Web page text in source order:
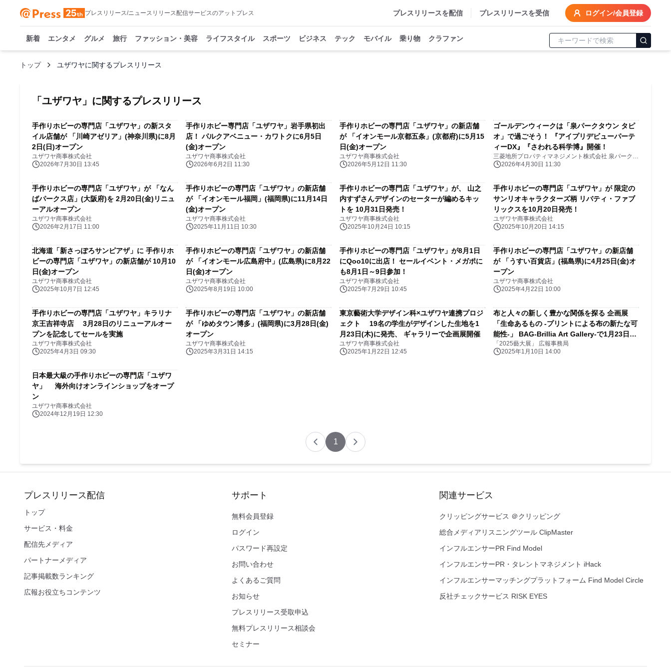
プレスリリース/ニュースリリース配信サービスのアットプレス プレスリリースを配信 プレスリリースを受信 ログイン/会員登録
新着 エンタメ グルメ 旅行 ファッション・美容 ライフスタイル スポーツ ビジネス テック モバイル 乗り物 クラファン
トップ ユザワヤに関するプレスリリース
「 ユザワヤ 」に関するプレスリリース
手作りホビーの専門店「ユザワヤ」の新スタ
イル店舗が 「川崎アゼリア」(神奈川県)に8月
2日(日)オープン
ユザワヤ商事株式会社
2026年7月30日 13:45
手作りホビー専門店「ユザワヤ」岩手県初出
店！ パルクアベニュー・カワトクに6月5日
(金)オープン
ユザワヤ商事株式会社
2026年6月2日 11:30
手作りホビーの専門店「ユザワヤ」の新店舗
が 「イオンモール京都五条」(京都府)に5月15
日(金)オープン
ユザワヤ商事株式会社
2026年5月12日 11:30
ゴールデンウィークは「泉パークタウン タピ
オ」で過ごそう！ 『アイプリデビューパーテ
ィーDX』『さわれる科学博』開催！
三菱地所プロパティマネジメント株式会社 泉パークタウン タピオ マネジメントオフィス
2026年4月30日 11:30
手作りホビーの専門店「ユザワヤ」が 「なん
ばパークス店」(大阪府)を 2月20日(金)リニュ
ーアルオープン
ユザワヤ商事株式会社
2026年2月17日 11:00
手作りホビーの専門店「ユザワヤ」の新店舗
が 「イオンモール福岡」(福岡県)に11月14日
(金)オープン
ユザワヤ商事株式会社
2025年11月11日 10:30
手作りホビーの専門店「ユザワヤ」が、 山之
内すずさんデザインのセーターが編めるキッ
トを 10月31日発売！
ユザワヤ商事株式会社
2025年10月24日 10:15
手作りホビーの専門店「ユザワヤ」が 限定の
サンリオキャラクターズ柄 リバティ・ファブ
リックスを10月20日発売！
ユザワヤ商事株式会社
2025年10月20日 14:15
北海道「新さっぽろサンピアザ」に 手作りホ
ビーの専門店「ユザワヤ」の新店舗が 10月10
日(金)オープン
ユザワヤ商事株式会社
2025年10月7日 12:45
手作りホビーの専門店「ユザワヤ」の新店舗
が 「イオンモール広島府中」(広島県)に8月22
日(金)オープン
ユザワヤ商事株式会社
2025年8月19日 10:00
手作りホビーの専門店「ユザワヤ」が8月1日
にQoo10に出店！ セールイベント・メガポに
も8月1日～9日参加！
ユザワヤ商事株式会社
2025年7月29日 10:45
手作りホビーの専門店「ユザワヤ」の新店舗
が 「うすい百貨店」(福島県)に4月25日(金)オ
ープン
ユザワヤ商事株式会社
2025年4月22日 10:00
手作りホビーの専門店「ユザワヤ」キラリナ
京王吉祥寺店 3月28日のリニューアルオー
プンを記念してセールを実施
ユザワヤ商事株式会社
2025年4月3日 09:30
手作りホビーの専門店「ユザワヤ」の新店舗
が 「ゆめタウン博多」(福岡県)に3月28日(金)
オープン
ユザワヤ商事株式会社
2025年3月31日 14:15
東京藝術大学デザイン科×ユザワヤ連携プロジ
ェクト 19名の学生がデザインした生地を1
月23日(木)に発売、 ギャラリーで企画展開催
ユザワヤ商事株式会社
2025年1月22日 12:45
布と人々の新しく豊かな関係を探る 企画展
「生命あるもの -プリントによる布の新たな可
能性-」 BAG-Brillia Art Gallery-で1月23日
(木)より開催
「2025藝大展」 広報事務局
2025年1月10日 14:00
日本最大級の手作りホビーの専門店「ユザワ
ヤ」 海外向けオンラインショップをオープ
ン
ユザワヤ商事株式会社
2024年12月19日 12:30
1
プレスリリース配信
トップ
サービス・料金
配信先メディア
パートナーメディア
記事掲載数ランキング
広報お役立ちコンテンツ
サポート
無料会員登録
ログイン
パスワード再設定
お問い合わせ
よくあるご質問
お知らせ
プレスリリース受取申込
無料プレスリリース相談会
セミナー
関連サービス
クリッピングサービス ＠クリッピング
総合メディアリスニングツール ClipMaster
インフルエンサーPR Find Model
インフルエンサーPR・タレントマネジメント iHack
インフルエンサーマッチングプラットフォーム Find Model Circle
反社チェックサービス RISK EYES